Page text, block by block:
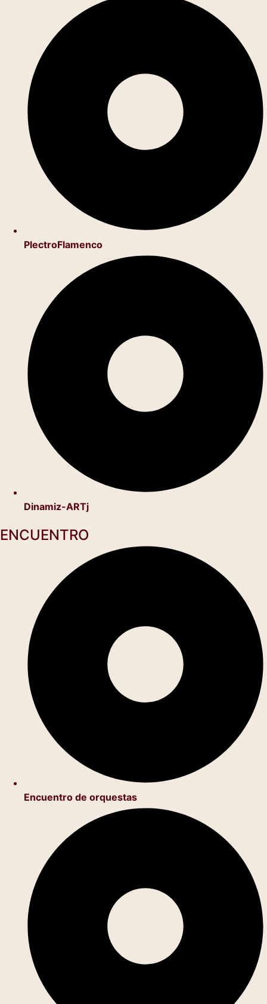
PlectroFlamenco
Dinamiz-ARTj
ENCUENTRO
Encuentro de orquestas